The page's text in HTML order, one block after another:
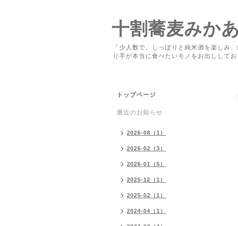
十割蕎麦みか
「少人数で、しっぽりと純米酒を楽しみ
り手が本当に食べたいモノをお出ししてお
トップページ
最近のお知らせ
2026-08（1）
2026-02（3）
2026-01（5）
2025-12（1）
2025-02（1）
2024-04（1）